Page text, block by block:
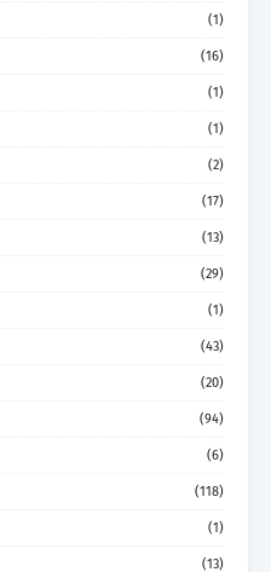
(1)
(16)
(1)
(1)
(2)
(17)
(13)
(29)
(1)
(43)
(20)
(94)
(6)
(118)
(1)
(13)